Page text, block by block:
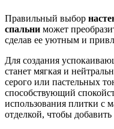
Правильный выбор
спальни может
сделав ее уютным и
Для создания
станет мягкая и
серого или пастельных
способствующий
использования плитки с
отделкой, чтобы